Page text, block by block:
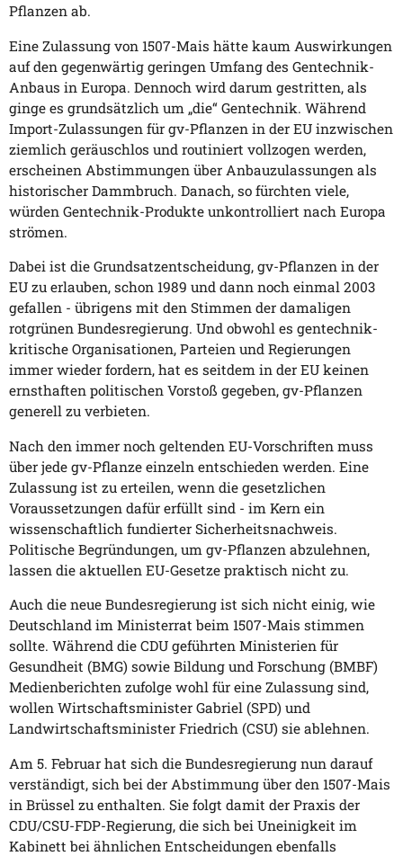
Pflanzen ab.
Eine Zulassung von 1507-Mais hätte kaum Auswirkungen
auf den gegenwärtig geringen Umfang des Gentechnik-
Anbaus in Europa. Dennoch wird darum gestritten, als
ginge es grundsätzlich um „die“ Gentechnik. Während
Import-Zulassungen für gv-Pflanzen in der EU inzwischen
ziemlich geräuschlos und routiniert vollzogen werden,
erscheinen Abstimmungen über Anbauzulassungen als
historischer Dammbruch. Danach, so fürchten viele,
würden Gentechnik-Produkte unkontrolliert nach Europa
strömen.
Dabei ist die Grundsatzentscheidung, gv-Pflanzen in der
EU zu erlauben, schon 1989 und dann noch einmal 2003
gefallen - übrigens mit den Stimmen der damaligen
rotgrünen Bundesregierung. Und obwohl es gentechnik-
kritische Organisationen, Parteien und Regierungen
immer wieder fordern, hat es seitdem in der EU keinen
ernsthaften politischen Vorstoß gegeben, gv-Pflanzen
generell zu verbieten.
Nach den immer noch geltenden EU-Vorschriften muss
über jede gv-Pflanze einzeln entschieden werden. Eine
Zulassung ist zu erteilen, wenn die gesetzlichen
Voraussetzungen dafür erfüllt sind - im Kern ein
wissenschaftlich fundierter Sicherheitsnachweis.
Politische Begründungen, um gv-Pflanzen abzulehnen,
lassen die aktuellen EU-Gesetze praktisch nicht zu.
Auch die neue Bundesregierung ist sich nicht einig, wie
Deutschland im Ministerrat beim 1507-Mais stimmen
sollte. Während die CDU geführten Ministerien für
Gesundheit (BMG) sowie Bildung und Forschung (BMBF)
Medienberichten zufolge wohl für eine Zulassung sind,
wollen Wirtschaftsminister Gabriel (SPD) und
Landwirtschaftsminister Friedrich (CSU) sie ablehnen.
Am 5. Februar hat sich die Bundesregierung nun darauf
verständigt, sich bei der Abstimmung über den 1507-Mais
in Brüssel zu enthalten. Sie folgt damit der Praxis der
CDU/CSU-FDP-Regierung, die sich bei Uneinigkeit im
Kabinett bei ähnlichen Entscheidungen ebenfalls